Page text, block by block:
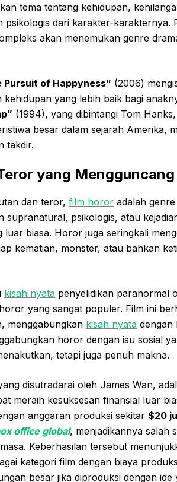
tema tentang kehidupan,
psikologis dari karakter-karakternya.
akan menemukan genre
Pursuit of Happyness” (2006)
yang lebih baik bagi
(1994), yang dibintangi Tom
besar dalam sejarah Amerika,
takdir.
yang Mengguncang
dan teror, film horor adalah
psikologis, atau
biasa. Horor juga seringkali
kematian, monster, atau bahkan
kisah nyata penyelidikan paranormal
yang sangat populer. Film ini
menggabungkan kisah nyata dengan
horor dengan isu sosial
tetapi juga penuh makna.
disutradarai oleh James Wan,
meraih kesuksesan finansial luar
anggaran produksi sekitar $20
office global, menjadikannya salah
Keberhasilan tersebut
kategori film dengan biaya
besar jika diproduksi dengan ide